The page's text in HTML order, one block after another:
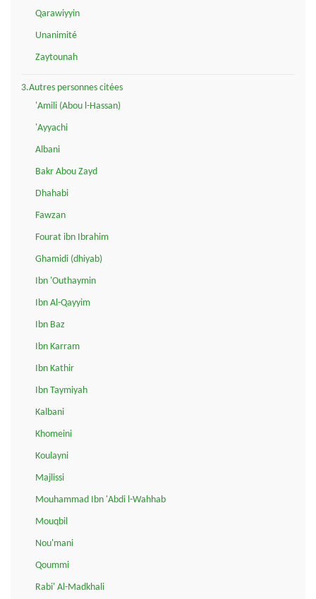
Qarawiyyin
Unanimité
Zaytounah
3.Autres personnes citées
'Amili (Abou l-Hassan)
'Ayyachi
Albani
Bakr Abou Zayd
Dhahabi
Fawzan
Fourat ibn Ibrahim
Ghamidi (dhiyab)
Ibn 'Outhaymin
Ibn Al-Qayyim
Ibn Baz
Ibn Karram
Ibn Kathir
Ibn Taymiyah
Kalbani
Khomeini
Koulayni
Majlissi
Mouhammad Ibn 'Abdi l-Wahhab
Mouqbil
Nou'mani
Qoummi
Rabi' Al-Madkhali